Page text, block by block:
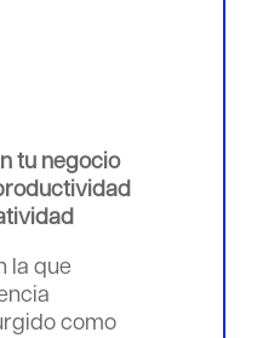
tu negocio
la que
como